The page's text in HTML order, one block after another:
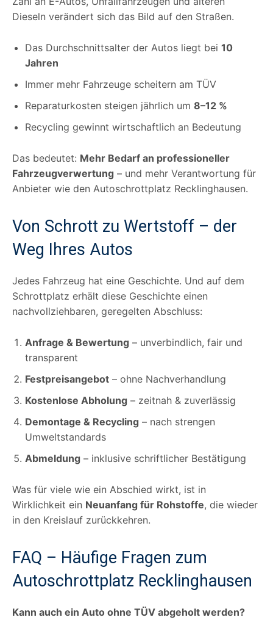
Dieseln verändert sich das Bild auf den Straßen.
Das Durchschnittsalter der Autos liegt bei 10
Jahren
Immer mehr Fahrzeuge scheitern am TÜV
Reparaturkosten steigen jährlich um 8–12 %
Recycling gewinnt wirtschaftlich an Bedeutung
Das bedeutet: Mehr Bedarf an professioneller
Fahrzeugverwertung – und mehr Verantwortung für
Anbieter wie den Autoschrottplatz Recklinghausen.
Von Schrott zu Wertstoff – der
Weg Ihres Autos
Jedes Fahrzeug hat eine Geschichte. Und auf dem
Schrottplatz erhält diese Geschichte einen
nachvollziehbaren, geregelten Abschluss:
Anfrage & Bewertung – unverbindlich, fair und
transparent
Festpreisangebot – ohne Nachverhandlung
Kostenlose Abholung – zeitnah & zuverlässig
Demontage & Recycling – nach strengen
Umweltstandards
Abmeldung – inklusive schriftlicher Bestätigung
Was für viele wie ein Abschied wirkt, ist in
Wirklichkeit ein Neuanfang für Rohstoffe, die wieder
in den Kreislauf zurückkehren.
FAQ – Häufige Fragen zum
Autoschrottplatz Recklinghausen
Kann auch ein Auto ohne TÜV abgeholt werden?